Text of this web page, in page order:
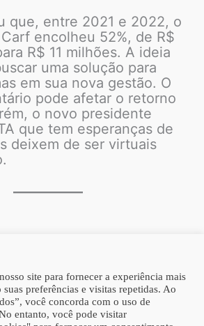
que, entre 2021 e 2022, o
encolheu 52%, de R$
R$ 11 milhões. A ideia
uma solução para
em sua nova gestão. O
pode afetar o retorno
o novo presidente
que tem esperanças de
deixem de ser virtuais
| Homero Costa Advogados
site para fornecer a experiência mais
preferências e visitas repetidas. Ao
você concorda com o uso de
entanto, você pode visitar